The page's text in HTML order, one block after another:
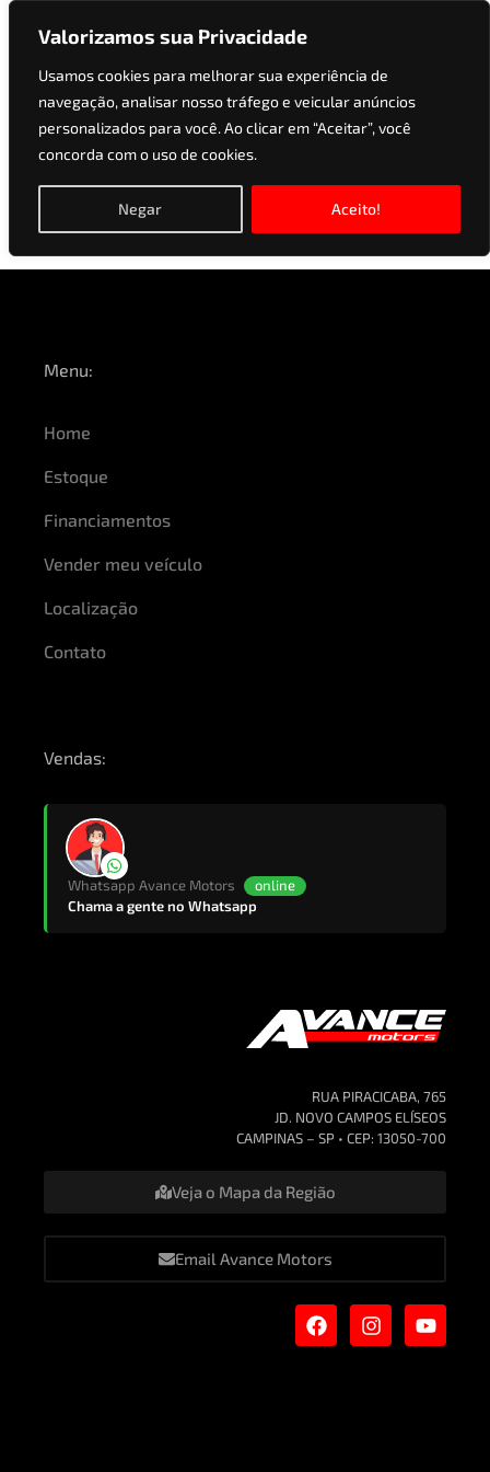
Valorizamos sua Privacidade
Usamos cookies para melhorar sua experiência de
navegação, analisar nosso tráfego e veicular anúncios
personalizados para você. Ao clicar em “Aceitar”, você
concorda com o uso de cookies.
Negar Aceito!
Versões:1.5 DI I-VTEC
TURBO FLEX
ADVANCE CVT
Menu:
Home
Estoque
Financiamentos
Vender meu veículo
Localização
Contato
Vendas:
Whatsapp Avance Motors
online
Chama a gente no Whatsapp
RUA PIRACICABA, 765
JD. NOVO CAMPOS ELÍSEOS
CAMPINAS – SP • CEP: 13050-700
Veja o Mapa da Região
Email Avance Motors